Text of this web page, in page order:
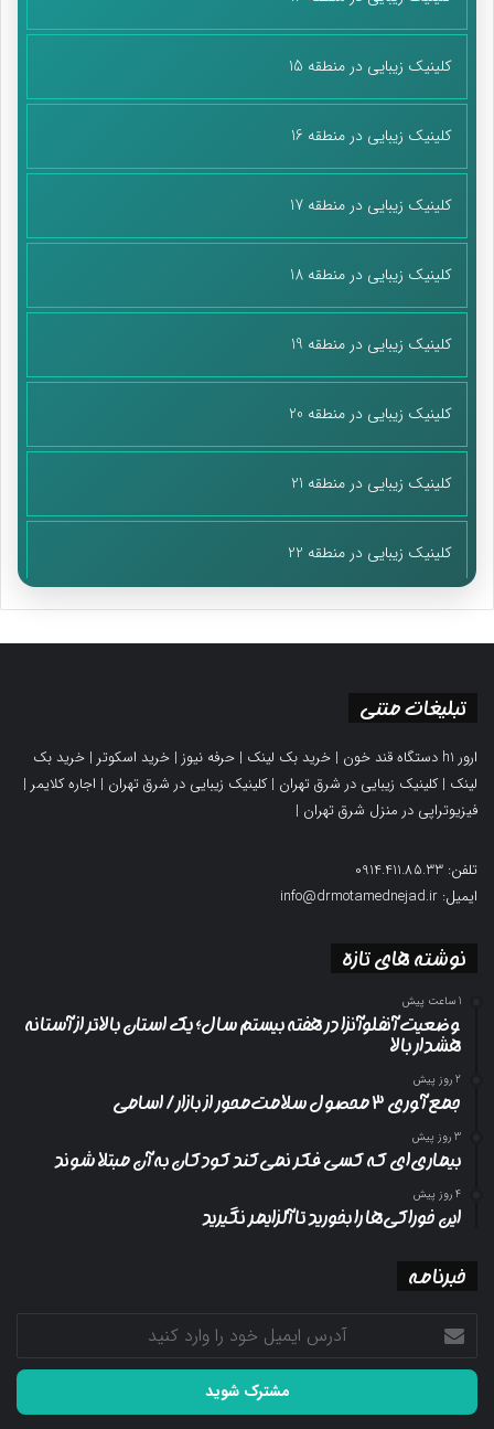
کلینیک زیبایی در منطقه 15
کلینیک زیبایی در منطقه 16
کلینیک زیبایی در منطقه 17
کلینیک زیبایی در منطقه 18
کلینیک زیبایی در منطقه 19
کلینیک زیبایی در منطقه 20
کلینیک زیبایی در منطقه 21
کلینیک زیبایی در منطقه 22
تبلیغات متنی
ارور h1 دستگاه قند خون | خرید بک لینک | حرفه نیوز | خرید اسکوتر | خرید بک
لینک |کلینیک زیبایی در شرق تهران |کلینیک زیبایی در شرق تهران | اجاره کلایمر |
فیزیوتراپی در منزل شرق تهران |
تلفن: 0914.411.85.33
ایمیل: info@drmotamednejad.ir
نوشته های تازه
1 ساعت پیش
وضعیت آنفلوآنزا در هفته بیستم سال؛ یک استان بالاتر از آستانه
هشدار بالا
2 روز پیش
جمع آوری ۳ محصول سلامت‌محور از بازار/ اسامی
3 روز پیش
بیماری‌ای که کسی فکر نمی‌کند کودکان به آن مبتلا شوند
4 روز پیش
این خوراکی‌ها را بخورید تا آلزایمر نگیرید
خبرنامه
آدرس
ایمیل
خود
وارد